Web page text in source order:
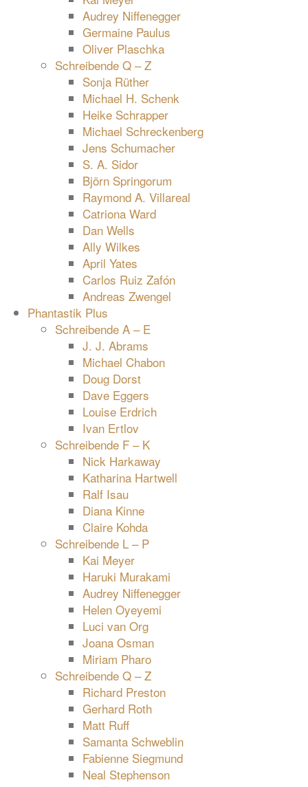
Audrey Niffenegger
Germaine Paulus
Oliver Plaschka
Schreibende Q – Z
Sonja Rüther
Michael H. Schenk
Heike Schrapper
Michael Schreckenberg
Jens Schumacher
S. A. Sidor
Björn Springorum
Raymond A. Villareal
Catriona Ward
Dan Wells
Ally Wilkes
April Yates
Carlos Ruiz Zafón
Andreas Zwengel
Phantastik Plus
Schreibende A – E
J. J. Abrams
Michael Chabon
Doug Dorst
Dave Eggers
Louise Erdrich
Ivan Ertlov
Schreibende F – K
Nick Harkaway
Katharina Hartwell
Ralf Isau
Diana Kinne
Claire Kohda
Schreibende L – P
Kai Meyer
Haruki Murakami
Audrey Niffenegger
Helen Oyeyemi
Luci van Org
Joana Osman
Miriam Pharo
Schreibende Q – Z
Richard Preston
Gerhard Roth
Matt Ruff
Samanta Schweblin
Fabienne Siegmund
Neal Stephenson